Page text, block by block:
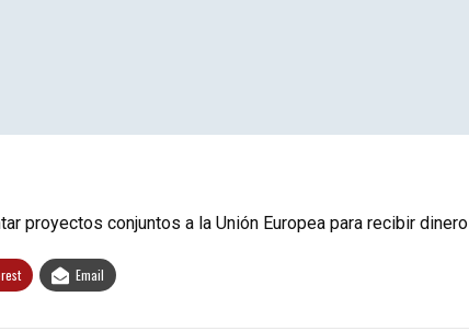
proyectos conjuntos a la Unión Europea para recibir dinero
Email